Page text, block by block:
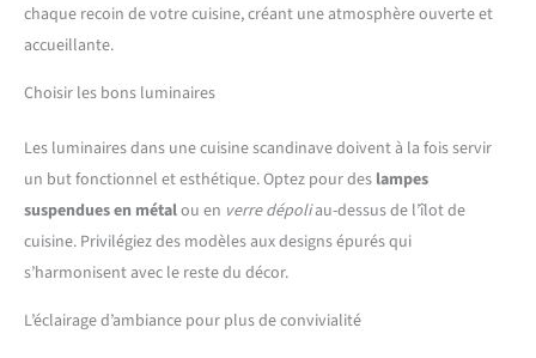
chaque recoin de votre cuisine, créant une atmosphère ouverte et
accueillante.
Choisir les bons luminaires
Les luminaires dans une cuisine scandinave doivent à la fois servir
un but fonctionnel et esthétique. Optez pour des lampes
suspendues en métalou en verre dépoliau-dessus de l’îlot de
cuisine. Privilégiez des modèles aux designs épurés qui
s’harmonisent avec le reste du décor.
L’éclairage d’ambiance pour plus de convivialité